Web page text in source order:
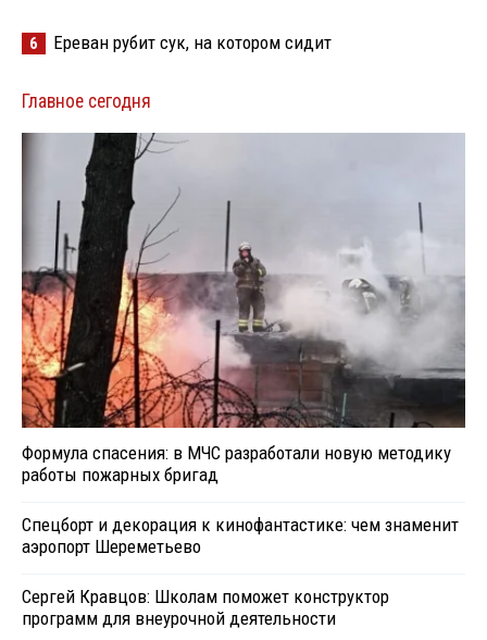
6 Ереван рубит сук, на котором сидит
Главное сегодня
Формула спасения: в МЧС разработали новую методику
работы пожарных бригад
Спецборт и декорация к кинофантастике: чем знаменит
аэропорт Шереметьево
Сергей Кравцов: Школам поможет конструктор
программ для внеурочной деятельности